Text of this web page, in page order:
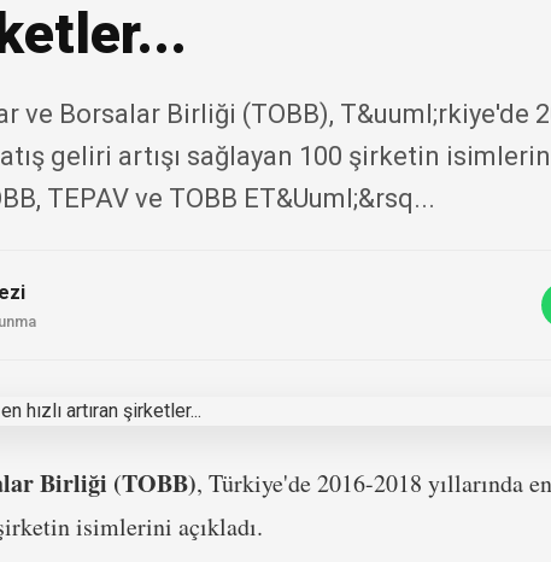
ve Borsalar Birliği (TOBB), T&uuml;rkiye'de
geliri artışı sağlayan 100 şirketin
TEPAV ve TOBB ET&Uuml;&rsq...
Birliği (TOBB), Türkiye'de 2016-2018 yıllarında en
isimlerini açıkladı.